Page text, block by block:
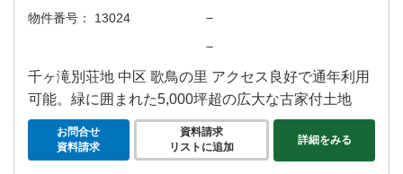
物件番号： 13024
－
－
千ヶ滝別荘地 中区 歌鳥の里 アクセス良好で通年利用
可能。緑に囲まれた5,000坪超の広大な古家付土地
お問合せ
資料請求
資料請求
リストに追加
詳細をみる